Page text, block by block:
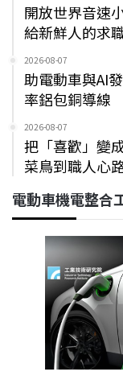
開放世界音速
給新鮮人的求
2026-08-07
助電動車與AI
率鋁包銅導線
2026-08-07
把「喜歡」變
菜鳥到職人心
電動車機電整合